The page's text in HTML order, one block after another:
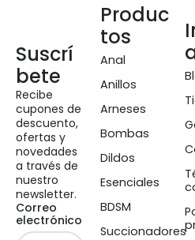
Suscrí
bete
Recibe
cupones de
descuento,
ofertas y
novedades
a través de
nuestro
newsletter.
Correo
electrónico
Produc
tos
Anal
Anillos
Arneses
Bombas
Dildos
Esenciales
BDSM
Succionadores